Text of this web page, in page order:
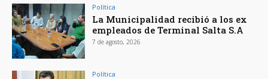
Política
La Municipalidad recibió a los ex
empleados de Terminal Salta S.A
7 de agosto, 2026
Política